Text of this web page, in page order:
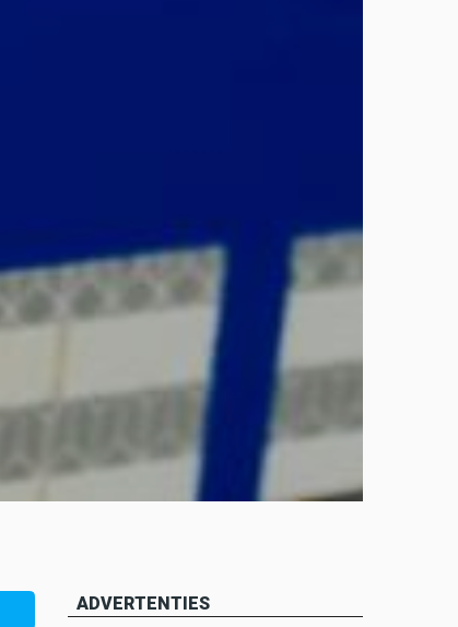
ADVERTENTIES